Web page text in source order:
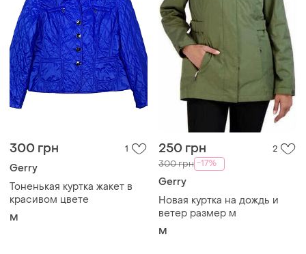
300 грн 1
Gerry
Тоненькая куртка жакет в
красивом цвете
M
250 грн 2
300 грн -17%
Gerry
Новая куртка на дождь и
ветер размер м
M